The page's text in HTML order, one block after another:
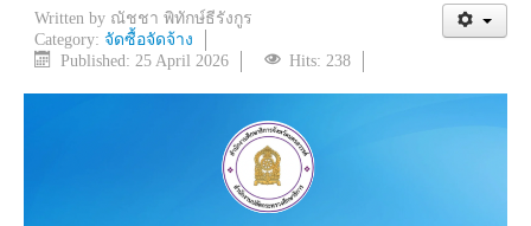
Written by ณัชชา พิทักษ์ธีรังกูร
Category: จัดซื้อจัดจ้าง
Published: 25 April 2026
Hits: 238